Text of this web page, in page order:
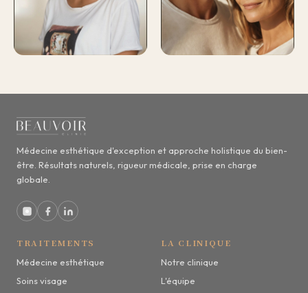
Médecine esthétique d'exception et approche holistique du bien-
être. Résultats naturels, rigueur médicale, prise en charge
globale.
TRAITEMENTS
Médecine esthétique
Soins visage
LA CLINIQUE
Notre clinique
L'équipe